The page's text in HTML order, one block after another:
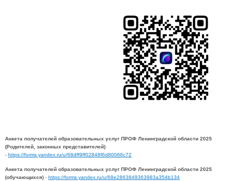
Анкета получателей образовательных услуг ПРОФ Ленинградской области 2025
(Родителей, законных представителей)
- https://forms.yandex.ru/u/68dff9ff02848f6d80066c72
Анкета получателей образовательных услуг ПРОФ Ленинградской области 2025
(обучающихся) - https://forms.yandex.ru/u/68e2863849363983a354b134